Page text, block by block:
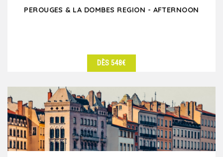
PEROUGES & LA DOMBES REGION - AFTERNOON
DÈS 548€